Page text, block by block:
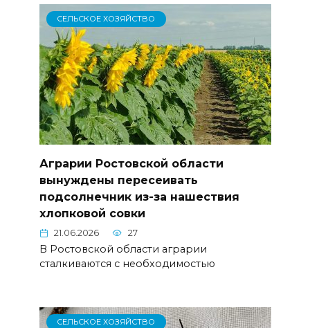
СЕЛЬСКОЕ ХОЗЯЙСТВО
Аграрии Ростовской области
вынуждены пересеивать
подсолнечник из-за нашествия
хлопковой совки
21.06.2026 27
В Ростовской области аграрии
сталкиваются с необходимостью
СЕЛЬСКОЕ ХОЗЯЙСТВО